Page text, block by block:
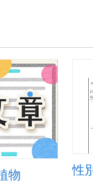
物 性